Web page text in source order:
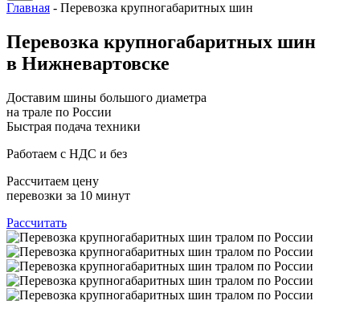
Главная - Перевозка крупногабаритных шин
Перевозка крупногабаритных шин
в Нижневартовске
Доставим шины большого диаметра
на трале по России
Быстрая подача техники
Работаем с НДС и без
Рассчитаем цену
перевозки за 10 минут
Рассчитать